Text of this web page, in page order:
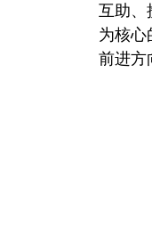
互助、
为核心
前进方